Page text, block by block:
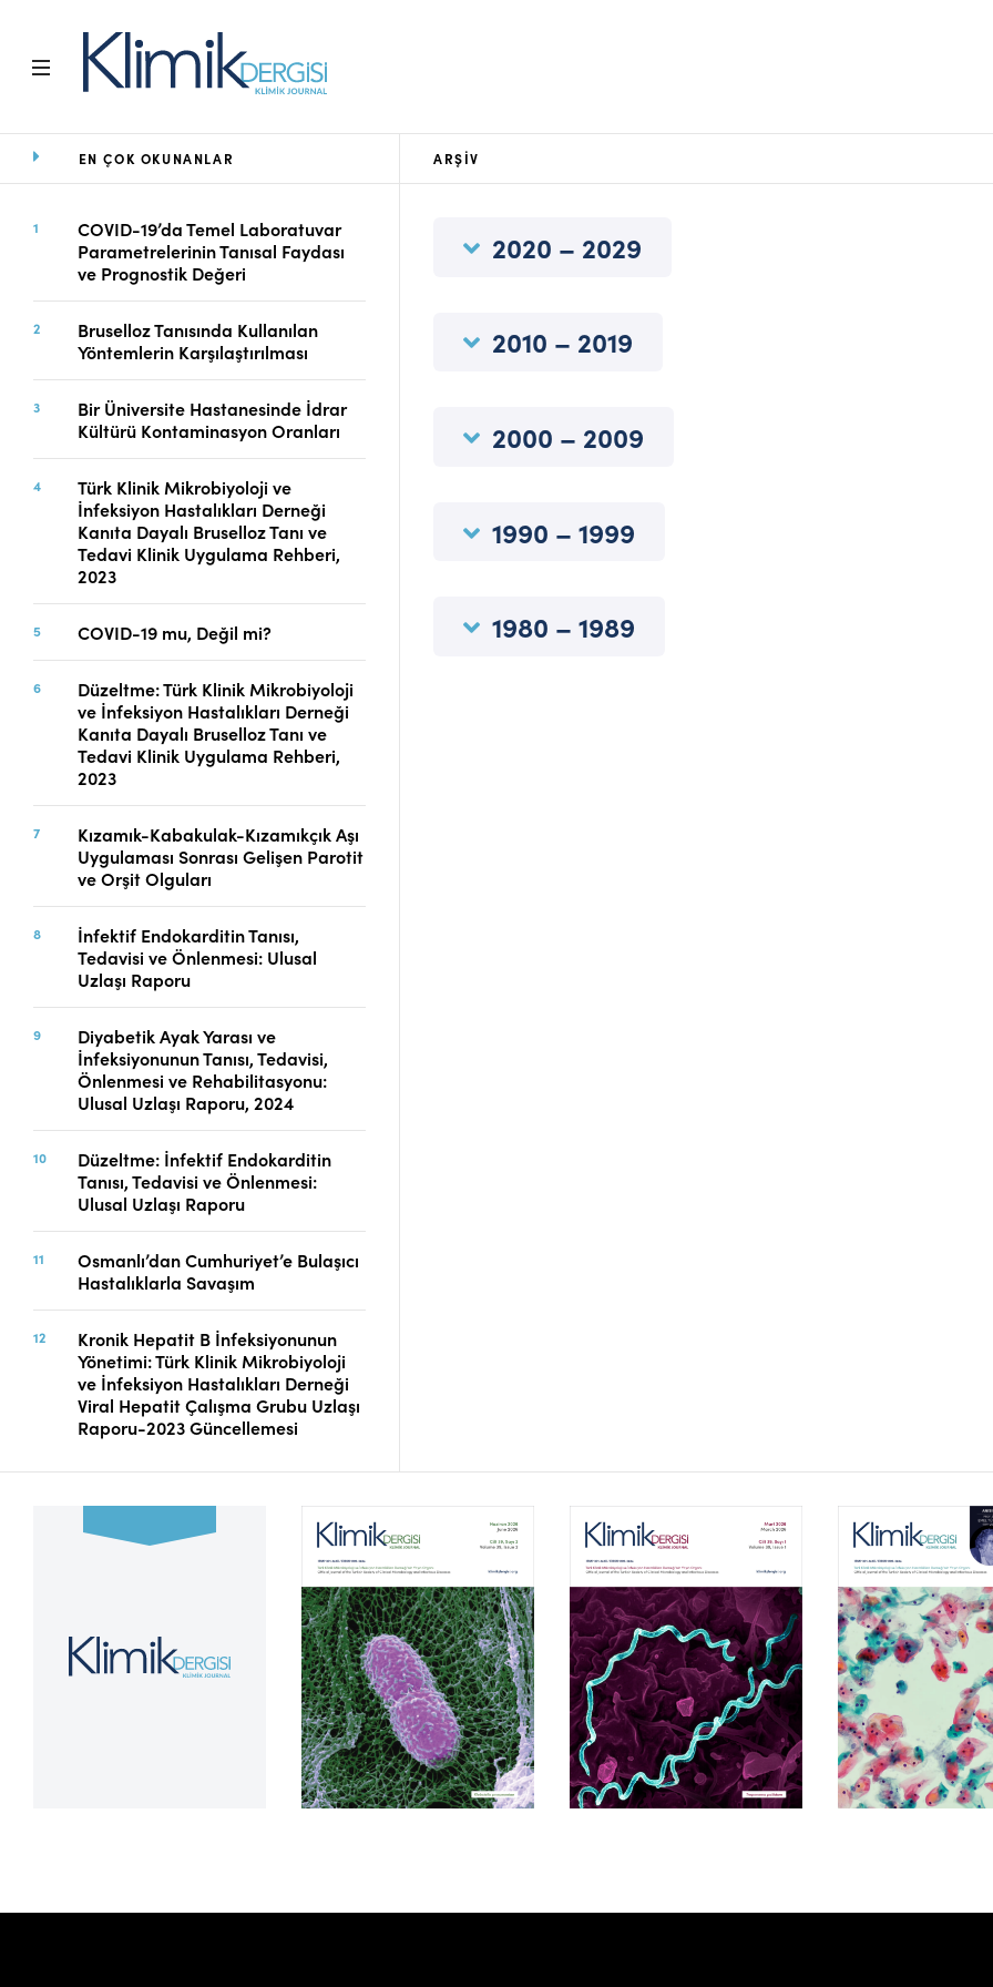
Ana Sayfa
Amaç ve Kapsam
Açık Erişim İlkesi
Yayın Kurulu
Editoryal Süreç
Danışmanlık Süreci
Yazarlara Bilgi
Online Makale
Gönderimi
Dizinler
Telif Hakları
İletişim
FACEBOOK TWITTER
EN ÇOK OKUNANLAR
COVID-19’da Temel Laboratuvar
Parametrelerinin Tanısal Faydası
ve Prognostik Değeri
Bruselloz Tanısında Kullanılan
Yöntemlerin Karşılaştırılması
Bir Üniversite Hastanesinde İdrar
Kültürü Kontaminasyon Oranları
Türk Klinik Mikrobiyoloji ve
İnfeksiyon Hastalıkları Derneği
Kanıta Dayalı Bruselloz Tanı ve
Tedavi Klinik Uygulama Rehberi,
2023
COVID-19 mu, Değil mi?
Düzeltme: Türk Klinik Mikrobiyoloji
ve İnfeksiyon Hastalıkları Derneği
Kanıta Dayalı Bruselloz Tanı ve
Tedavi Klinik Uygulama Rehberi,
2023
Kızamık-Kabakulak-Kızamıkçık Aşı
Uygulaması Sonrası Gelişen Parotit
ve Orşit Olguları
İnfektif Endokarditin Tanısı,
Tedavisi ve Önlenmesi: Ulusal
Uzlaşı Raporu
Diyabetik Ayak Yarası ve
İnfeksiyonunun Tanısı, Tedavisi,
Önlenmesi ve Rehabilitasyonu:
Ulusal Uzlaşı Raporu, 2024
Düzeltme: İnfektif Endokarditin
Tanısı, Tedavisi ve Önlenmesi:
Ulusal Uzlaşı Raporu
Osmanlı’dan Cumhuriyet’e Bulaşıcı
Hastalıklarla Savaşım
Kronik Hepatit B İnfeksiyonunun
Yönetimi: Türk Klinik Mikrobiyoloji
ve İnfeksiyon Hastalıkları Derneği
Viral Hepatit Çalışma Grubu Uzlaşı
Raporu-2023 Güncellemesi
ARŞIV
2020 – 2029
2010 – 2019
2000 – 2009
1990 – 1999
1980 – 1989
Cilt 39, Sayı 2 Cilt 39, Sayı 1 Cilt 38,